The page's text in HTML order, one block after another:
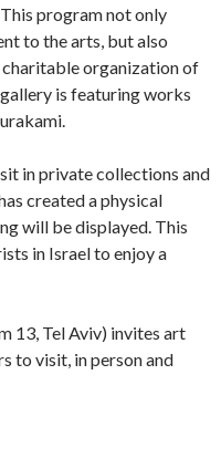
program not only
to the arts, but also
organization of
is featuring works
in private collections and
created a physical
will be displayed. This
in Israel to enjoy a
13, Tel Aviv) invites art
to visit, in person and